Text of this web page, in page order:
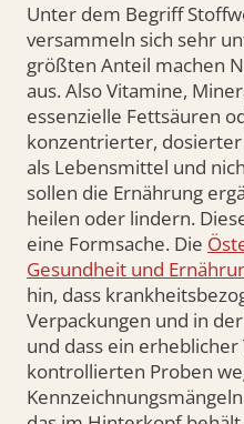
Unter dem Begriff
versammeln sich sehr
größten Anteil machen
aus. Also Vitamine,
essenzielle Fettsäuren
konzentrierter, dosierter
als Lebensmittel und
sollen die Ernährung
heilen oder lindern.
eine Formsache. Die
Gesundheit und
hin, dass
Verpackungen und in
und dass ein
kontrollierten Proben